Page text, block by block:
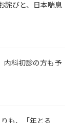
詫びと、日本喘息
内科初診の方も予
も、「年とる